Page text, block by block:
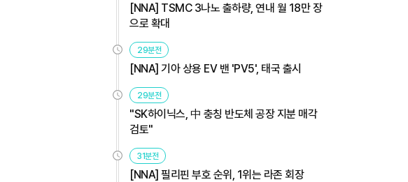
[NNA] TSMC 3나노 출하량, 연내 월 18만 장
으로 확대
29분전
[NNA] 기아 상용 EV 밴 'PV5', 태국 출시
29분전
"SK하이닉스, 中 충칭 반도체 공장 지분 매각
검토"
31분전
[NNA] 필리핀 부호 순위, 1위는 라존 회장